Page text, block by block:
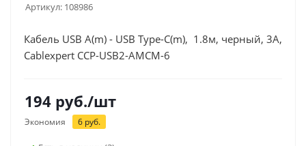
Артикул: 108986
Кабель USB A(m) - USB Type-C(m), 1.8м, черный, 3A,
Cablexpert CCP-USB2-AMCM-6
194 руб./шт
Экономия 6 руб.